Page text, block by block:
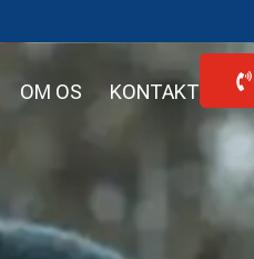
OM OS KONTAKT